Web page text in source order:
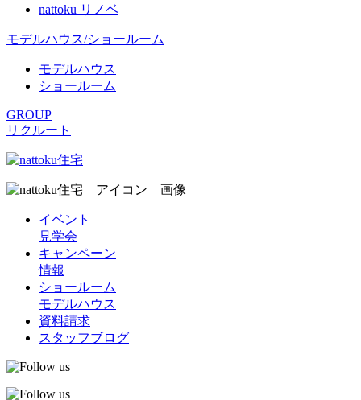
nattoku リノベ
モデルハウス/ショールーム
モデルハウス
ショールーム
GROUP
リクルート
イベント
見学会
キャンペーン
情報
ショールーム
モデルハウス
資料請求
スタッフブログ